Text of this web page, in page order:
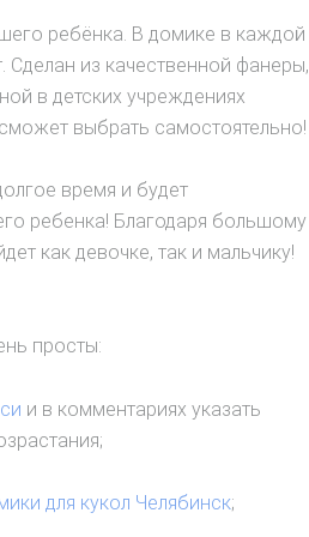
ребёнка. В домике в каждой
Сделан из качественной фанеры,
в детских учреждениях
выбрать самостоятельно!
время и будет
ребенка! Благодаря большому
как девочке, так и мальчику!
просты:
и в комментариях указать
для кукол Челябинск;